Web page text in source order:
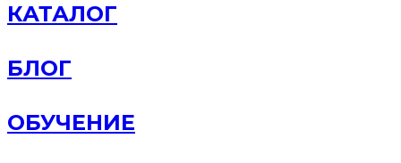
КАТАЛОГ
БЛОГ
ОБУЧЕНИЕ